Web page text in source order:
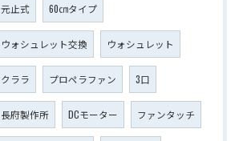
元止式 60㎝タイプ
ウォシュレット交換 ウォシュレット
クララ プロペラファン 3口
長府製作所 DCモーター ファンタッチ